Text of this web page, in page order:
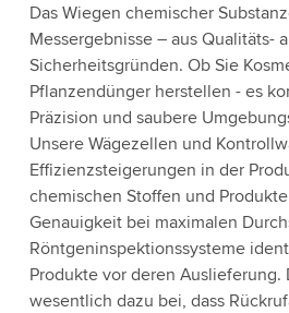
Das Wiegen chemischer
Messergebnisse – aus Qualitäts-
Sicherheitsgründen. Ob Sie
Pflanzendünger herstellen - es
Präzision und saubere
Unsere Wägezellen und
Effizienzsteigerungen in der
chemischen Stoffen und
Genauigkeit bei maximalen
Röntgeninspektionssysteme
Produkte vor deren Auslieferung.
wesentlich dazu bei, dass